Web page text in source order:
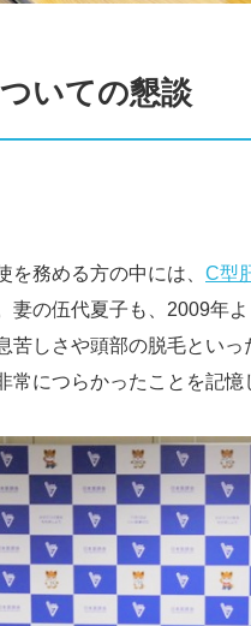
いての懇談
務める方の中には、 C型
妻の伍代夏子も、2009年
苦しさや頭部の脱毛とい
常につらかったことを記憶